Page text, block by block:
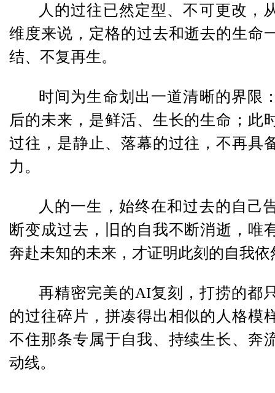
人的过往已然定型、不可更改，
维度来说，定格的过去和逝去的生命
结、不复再生。
时间为生命划出一道清晰的界限
后的未来，是鲜活、生长的生命；此
过往，是静止、落幕的过往，不再具
力。
人的一生，始终在和过去的自己
断变成过去，旧的自我不断消逝，唯
奔赴未知的未来，才证明此刻的自我依
再精密完美的AI复刻，打捞的都
的过往碎片，拼凑得出相似的人格模
不住那条专属于自我、持续生长、奔
动线。